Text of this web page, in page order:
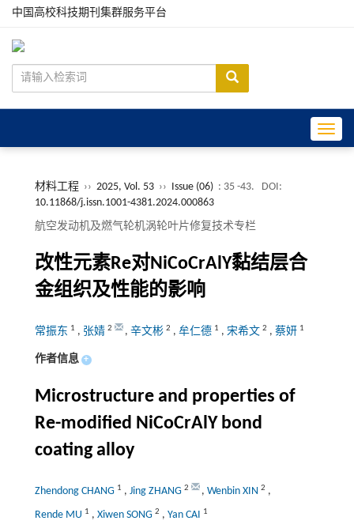
中国高校科技期刊集群服务平台
材料工程 ›› 2025, Vol. 53 ›› Issue (06) : 35 -43.
DOI:
10.11868/j.issn.1001-4381.2024.000863
航空发动机及燃气轮机涡轮叶片修复技术专栏
改性元素Re对NiCoCrAlY黏结层合
金组织及性能的影响
常振东 1 , 张婧 2 , 辛文彬 2 , 牟仁德 1 , 宋希文 2 , 蔡妍 1
作者信息 +
Microstructure and properties of
Re-modified NiCoCrAlY bond
coating alloy
Zhendong CHANG 1 , Jing ZHANG 2 , Wenbin XIN 2 ,
Rende MU 1 , Xiwen SONG 2 , Yan CAI 1